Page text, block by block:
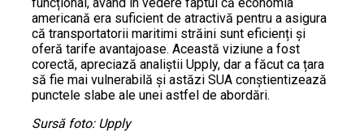
americană era suficient de atractivă pentru a asigura
că transportatorii maritimi străini sunt eficienți și
oferă tarife avantajoase. Această viziune a fost
corectă, apreciază analiștii Upply, dar a făcut ca țara
să fie mai vulnerabilă și astăzi SUA conștientizează
punctele slabe ale unei astfel de abordări.
Sursă foto: Upply